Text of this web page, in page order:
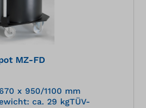
MZ-FD
x 950/1100 mm
ca. 29 kgTÜV-